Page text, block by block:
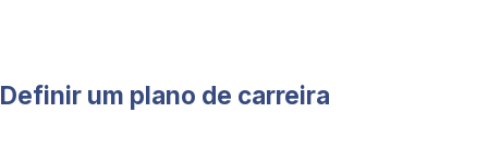
Definir um plano de carreira